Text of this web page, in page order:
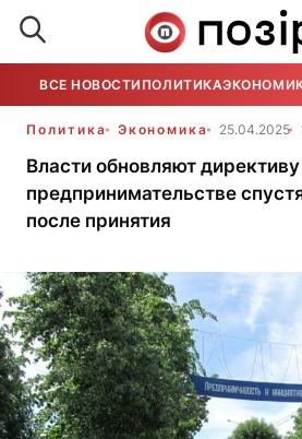
ВСЕ НОВОСТИ ПОЛИТИКА
Политика Экономика 25.04.2025
Власти обновляют
предпринимательстве
после принятия